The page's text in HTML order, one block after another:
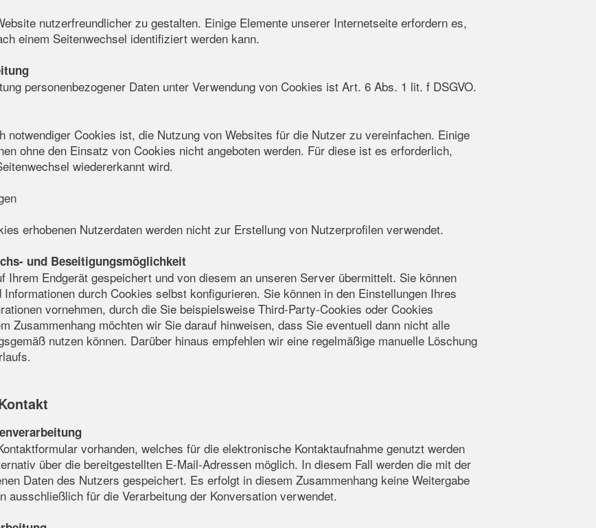
nutzerfreundlicher zu gestalten. Einige Elemente unserer Internetseite erfordern es,
einem Seitenwechsel identifiziert werden kann.
personenbezogener Daten unter Verwendung von Cookies ist Art. 6 Abs. 1 lit. f DSGVO.
notwendiger Cookies ist, die Nutzung von Websites für die Nutzer zu vereinfachen. Einige
ohne den Einsatz von Cookies nicht angeboten werden. Für diese ist es erforderlich,
wiedererkannt wird.
erhobenen Nutzerdaten werden nicht zur Erstellung von Nutzerprofilen verwendet.
und Beseitigungsmöglichkeit
Ihrem Endgerät gespeichert und von diesem an unseren Server übermittelt. Sie können
durch Cookies selbst konfigurieren. Sie können in den Einstellungen Ihres
vornehmen, durch die Sie beispielsweise Third-Party-Cookies oder Cookies
Zusammenhang möchten wir Sie darauf hinweisen, dass Sie eventuell dann nicht alle
nutzen können. Darüber hinaus empfehlen wir eine regelmäßige manuelle Löschung
vorhanden, welches für die elektronische Kontaktaufnahme genutzt werden
über die bereitgestellten E-Mail-Adressen möglich. In diesem Fall werden die mit der
Daten des Nutzers gespeichert. Es erfolgt in diesem Zusammenhang keine Weitergabe
ausschließlich für die Verarbeitung der Konversation verwendet.